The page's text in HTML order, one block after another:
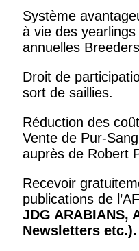
Système
à vie des
annuelles
Droit de
sort de saillies.
Réduction des
Vente de Pur-
auprès de Robert
Recevoir
publications de
JDG ARABIANS,
Newsletters etc.).